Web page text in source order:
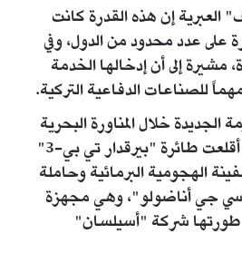
إن هذه القدرة كانت
عدد محدود من الدول، وفي
مشيرة إلى أن إدخالها الخدمة
للصناعات الدفاعية التركية.
خلال المناورة البحرية
"دينيزكوردو-2"، حيث أقلعت طائرة "بيرقدار تي بي-3"
الهجومية البرمائية وحاملة
سي جي أناضولو"، وهي مجهزة
طورتها شركة "أسيلسان"